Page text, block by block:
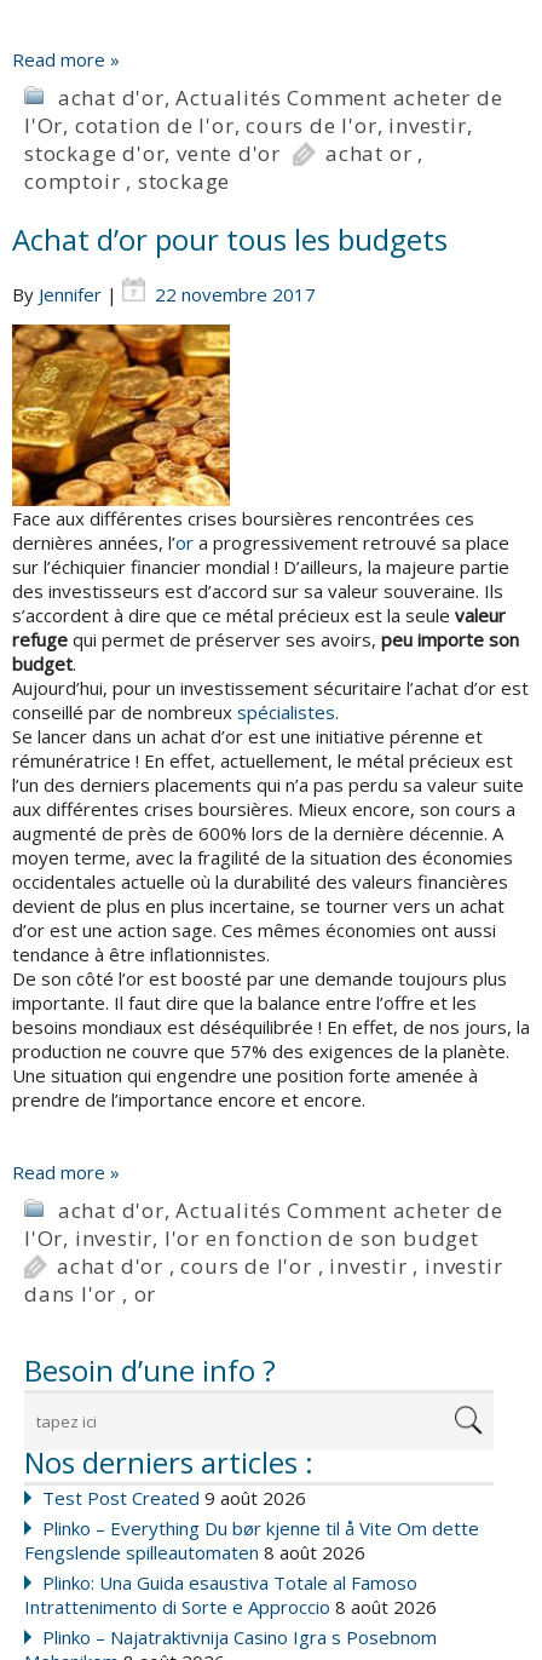
Read more »
achat d'or,Actualités Comment acheter de
l'Or, cotation de l'or,cours de l'or, investir,
stockage d'or,vente d'or achat or ,
comptoir , stockage
Achat d’or pour tous les budgets
By Jennifer | 22 novembre 2017
Face aux différentes crises boursières rencontrées ces
dernières années, l’or a progressivement retrouvé sa place
sur l’échiquier financier mondial ! D’ailleurs, la majeure partie
des investisseurs est d’accord sur sa valeur souveraine. Ils
s’accordent à dire que ce métal précieux est la seule valeur
refuge qui permet de préserver ses avoirs, peu importe son
budget.
Aujourd’hui, pour un investissement sécuritaire l’achat d’or est
conseillé par de nombreux spécialistes.
Se lancer dans un achat d’or est une initiative pérenne et
rémunératrice ! En effet, actuellement, le métal précieux est
l’un des derniers placements qui n’a pas perdu sa valeur suite
aux différentes crises boursières. Mieux encore, son cours a
augmenté de près de 600% lors de la dernière décennie. A
moyen terme, avec la fragilité de la situation des économies
occidentales actuelle où la durabilité des valeurs financières
devient de plus en plus incertaine, se tourner vers un achat
d’or est une action sage. Ces mêmes économies ont aussi
tendance à être inflationnistes.
De son côté l’or est boosté par une demande toujours plus
importante. Il faut dire que la balance entre l’offre et les
besoins mondiaux est déséquilibrée ! En effet, de nos jours, la
production ne couvre que 57% des exigences de la planète.
Une situation qui engendre une position forte amenée à
prendre de l’importance encore et encore.
Read more »
achat d'or,Actualités Comment acheter de
l'Or, investir, l'or en fonction de son budget
achat d'or ,cours de l'or , investir , investir
dans l'or , or
Besoin d’une info ?
Nos derniers articles :
Test Post Created 9 août 2026
Plinko – Everything Du bør kjenne til å Vite Om dette
Fengslende spilleautomaten 8 août 2026
Plinko: Una Guida esaustiva Totale al Famoso
Intrattenimento di Sorte e Approccio 8 août 2026
Plinko – Najatraktivnija Casino Igra s Posebnom